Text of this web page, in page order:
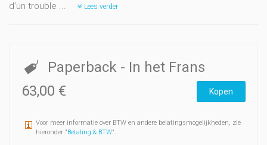
d’un trouble ...
Lees verder
Paperback - In het Frans
63,00 €
Kopen
Voor meer informatie over BTW en andere belatingsmogelijkheden, zie
hieronder "Betaling & BTW".